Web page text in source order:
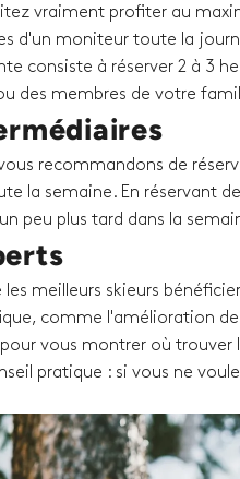
vraiment profiter au
d'un moniteur toute la
consiste à réserver 2 à 3
des membres de votre
recommandons de
la semaine. En réservant
peu plus tard dans la
les meilleurs skieurs
comme l'amélioration
vous montrer où trouver
pratique : si vous ne